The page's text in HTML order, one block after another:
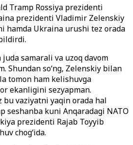
Tramp Rossiya prezidenti
prezidenti Vladimir Zelenskiy
hamda Ukraina urushi tez orada
samarali va uzoq davom
Shundan so‘ng, Zelenskiy bilan
tomon ham kelishuvga
ekanligini sezyapman.
vaziyatni yaqin orada hal
seshanba kuni Anqaradagi NATO
prezidenti Rajab Toyyib
chog‘ida.